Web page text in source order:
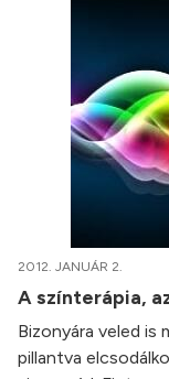
2012. JANUÁR 2.
A színterápia,
Bizonyára veled is
pillantva